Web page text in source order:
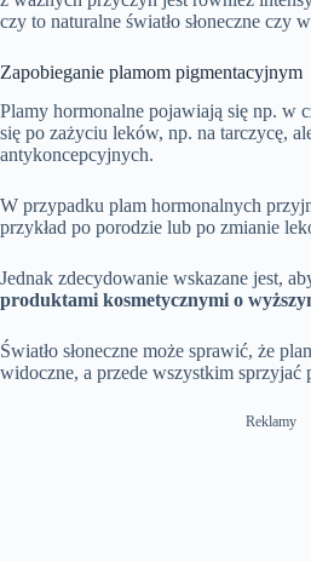
czy to naturalne światło słoneczne czy
Zapobieganie plamom pigmentacyjnym
Plamy hormonalne pojawiają się np. w
się po zażyciu leków, np. na tarczycę,
antykoncepcyjnych.
W przypadku plam hormonalnych
przykład po porodzie lub po zmianie
Jednak zdecydowanie wskazane jest,
produktami kosmetycznymi o
Światło słoneczne może sprawić, że
widoczne, a przede wszystkim sprzyjać
Reklamy